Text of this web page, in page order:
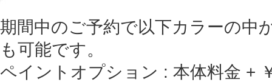
期間中のご予約で以下カラーの中
も可能です。
ペイントオプション : 本体料金 +